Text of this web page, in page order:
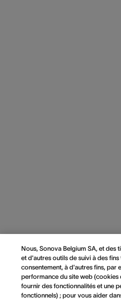
Nous, Sonova Belgium SA, et des
et d'autres outils de suivi à des
consentement, à d'autres fins, par
performance du site web
fournir des fonctionnalités et une
fonctionnels) ; pour vous aider